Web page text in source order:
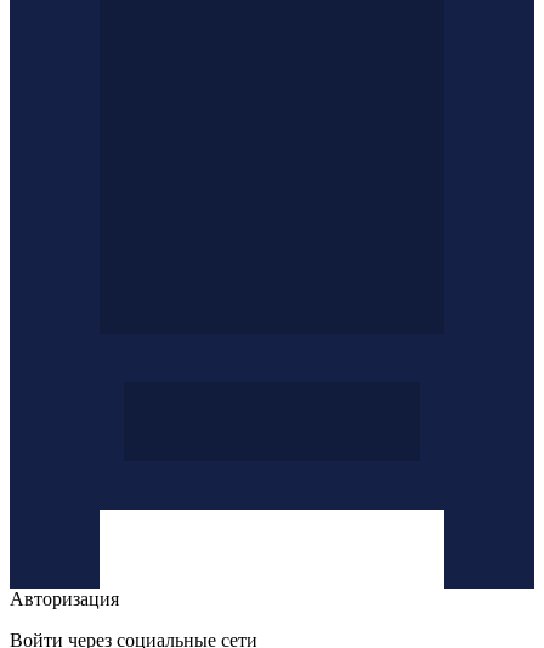
Авторизация
Войти через социальные сети